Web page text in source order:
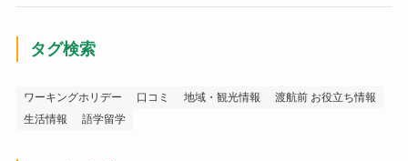
タグ検索
ワーキングホリデー 口コミ 地域・観光情報
渡航前 お役立ち情報
生活情報
語学留学